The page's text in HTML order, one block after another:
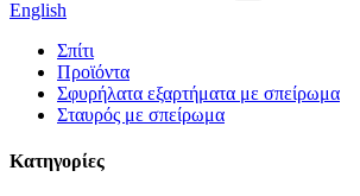
English
Σπίτι
Προϊόντα
Σφυρήλατα εξαρτήματα με σπείρωμα
Σταυρός με σπείρωμα
Κατηγορίες